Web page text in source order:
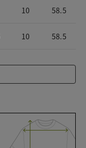
10 58.5
10 58.5